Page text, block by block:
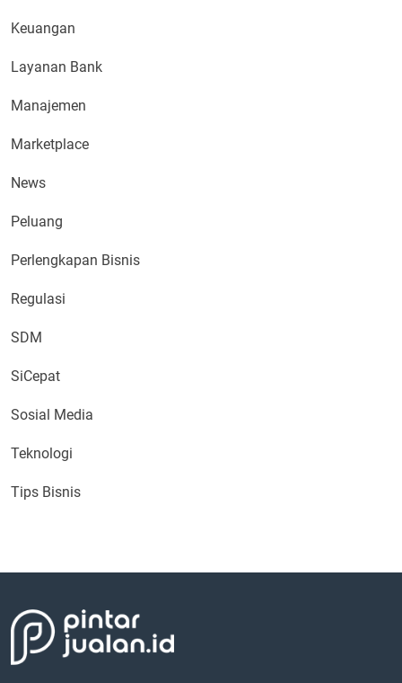
Keuangan
Layanan Bank
Manajemen
Marketplace
News
Peluang
Perlengkapan Bisnis
Regulasi
SDM
SiCepat
Sosial Media
Teknologi
Tips Bisnis